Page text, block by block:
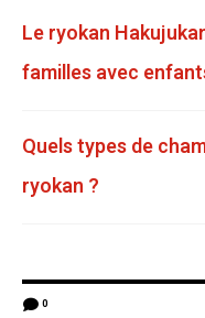
Le ryokan
familles avec
Quels types de
ryokan ?
0